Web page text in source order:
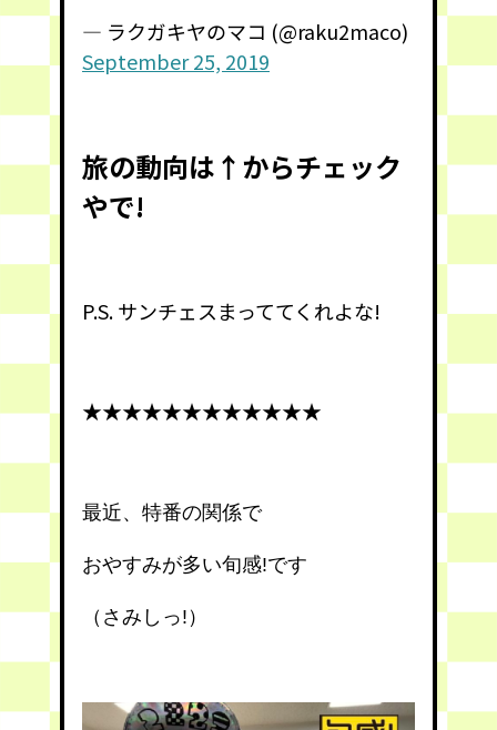
— ラクガキヤのマコ (@raku2maco)
September 25, 2019
旅の動向は↑からチェック
やで!
P.S. サンチェスまっててくれよな!
★★★★★★★★★★★★
最近、特番の関係で
おやすみが多い旬感!です
（さみしっ!）